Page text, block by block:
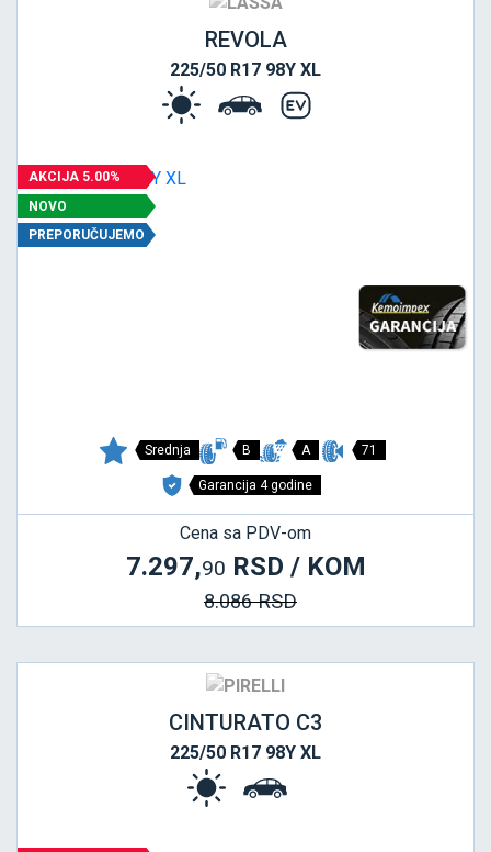
REVOLA
225/50 R17 98Y XL
AKCIJA 5.00%
NOVO
PREPORUČUJEMO
Srednja B A 71
Garancija 4 godine
Cena sa PDV-om
7.297,90 RSD / KOM
8.086 RSD
CINTURATO C3
225/50 R17 98Y XL